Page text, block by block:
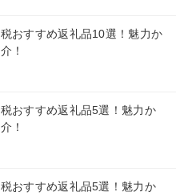
おすすめ返礼品10選！魅力か
！
おすすめ返礼品5選！魅力か
！
おすすめ返礼品5選！魅力か